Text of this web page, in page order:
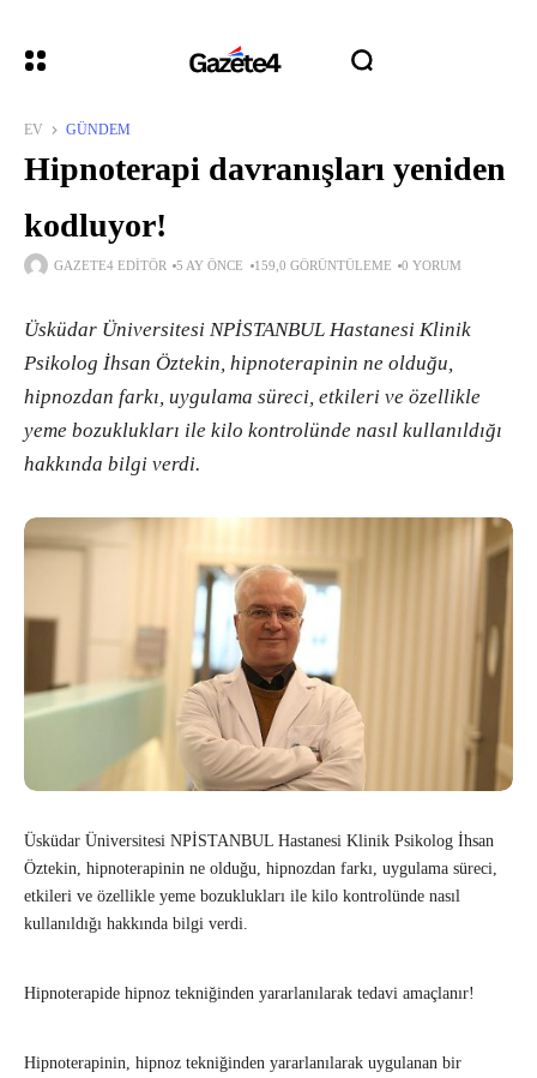
EV GÜNDEM
Hipnoterapi davranışları yeniden
kodluyor!
GAZETE4 EDITÖR 5 AY ÖNCE 159,0 GÖRÜNTÜLEME 0 YORUM
Üsküdar Üniversitesi NPİSTANBUL Hastanesi Klinik
Psikolog İhsan Öztekin, hipnoterapinin ne olduğu,
hipnozdan farkı, uygulama süreci, etkileri ve özellikle
yeme bozuklukları ile kilo kontrolünde nasıl kullanıldığı
hakkında bilgi verdi.
Üsküdar Üniversitesi NPİSTANBUL Hastanesi Klinik Psikolog İhsan
Öztekin, hipnoterapinin ne olduğu, hipnozdan farkı, uygulama süreci,
etkileri ve özellikle yeme bozuklukları ile kilo kontrolünde nasıl
kullanıldığı hakkında bilgi verdi.
Hipnoterapide hipnoz tekniğinden yararlanılarak tedavi amaçlanır!
Hipnoterapinin, hipnoz tekniğinden yararlanılarak uygulanan bir